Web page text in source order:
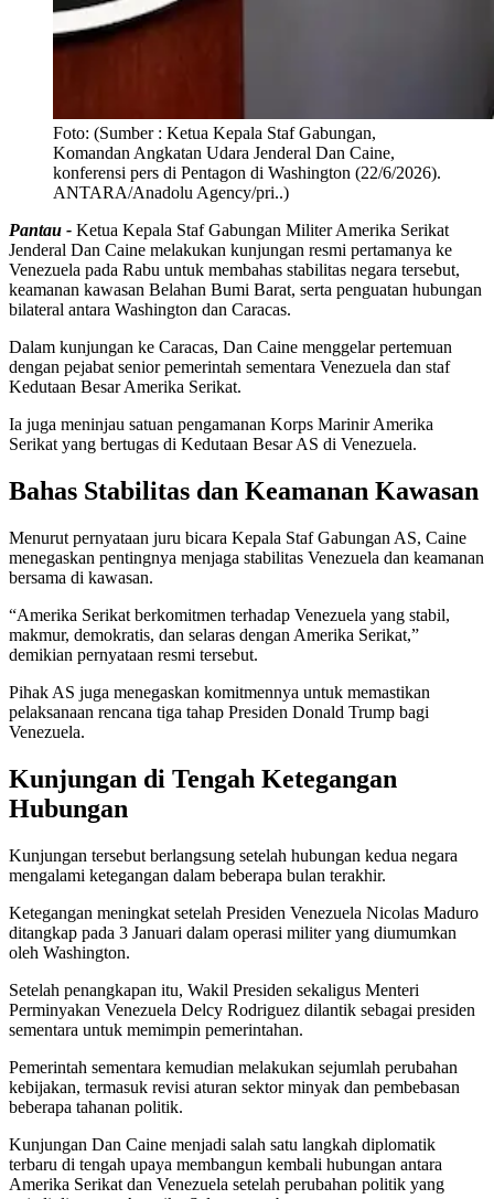
Foto: (Sumber : Ketua Kepala Staf Gabungan,
Komandan Angkatan Udara Jenderal Dan Caine,
konferensi pers di Pentagon di Washington (22/6/2026).
ANTARA/Anadolu Agency/pri..)
Pantau - Ketua Kepala Staf Gabungan Militer Amerika Serikat
Jenderal Dan Caine melakukan kunjungan resmi pertamanya ke
Venezuela pada Rabu untuk membahas stabilitas negara tersebut,
keamanan kawasan Belahan Bumi Barat, serta penguatan hubungan
bilateral antara Washington dan Caracas.
Dalam kunjungan ke Caracas, Dan Caine menggelar pertemuan
dengan pejabat senior pemerintah sementara Venezuela dan staf
Kedutaan Besar Amerika Serikat.
Ia juga meninjau satuan pengamanan Korps Marinir Amerika
Serikat yang bertugas di Kedutaan Besar AS di Venezuela.
Bahas Stabilitas dan Keamanan Kawasan
Menurut pernyataan juru bicara Kepala Staf Gabungan AS, Caine
menegaskan pentingnya menjaga stabilitas Venezuela dan keamanan
bersama di kawasan.
“Amerika Serikat berkomitmen terhadap Venezuela yang stabil,
makmur, demokratis, dan selaras dengan Amerika Serikat,”
demikian pernyataan resmi tersebut.
Pihak AS juga menegaskan komitmennya untuk memastikan
pelaksanaan rencana tiga tahap Presiden Donald Trump bagi
Venezuela.
Kunjungan di Tengah Ketegangan
Hubungan
Kunjungan tersebut berlangsung setelah hubungan kedua negara
mengalami ketegangan dalam beberapa bulan terakhir.
Ketegangan meningkat setelah Presiden Venezuela Nicolas Maduro
ditangkap pada 3 Januari dalam operasi militer yang diumumkan
oleh Washington.
Setelah penangkapan itu, Wakil Presiden sekaligus Menteri
Perminyakan Venezuela Delcy Rodriguez dilantik sebagai presiden
sementara untuk memimpin pemerintahan.
Pemerintah sementara kemudian melakukan sejumlah perubahan
kebijakan, termasuk revisi aturan sektor minyak dan pembebasan
beberapa tahanan politik.
Kunjungan Dan Caine menjadi salah satu langkah diplomatik
terbaru di tengah upaya membangun kembali hubungan antara
Amerika Serikat dan Venezuela setelah perubahan politik yang